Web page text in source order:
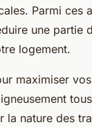
Parmi ces
une partie
logement.
maximiser
la nature des